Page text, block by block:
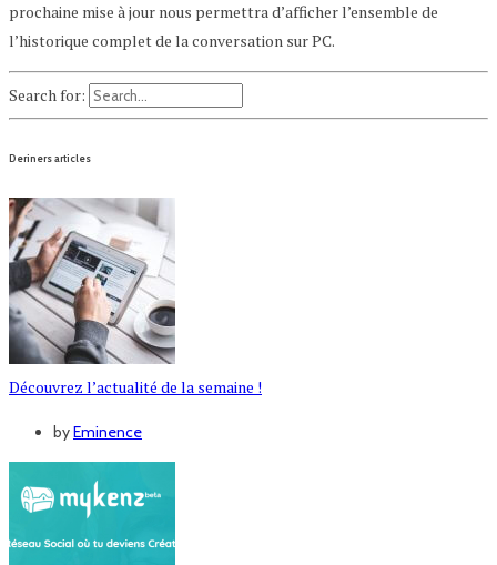
prochaine mise à jour nous permettra d’afficher l’ensemble de
l’historique complet de la conversation sur PC.
Search for:
Deriners articles
Découvrez l’actualité de la semaine !
byEminence